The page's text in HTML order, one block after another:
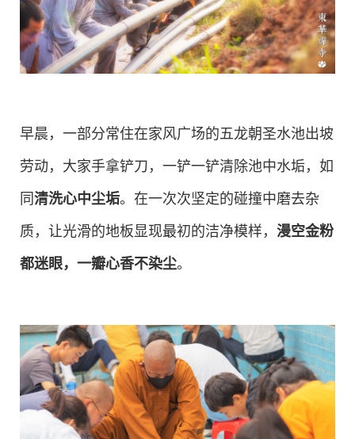
早晨，一部分常住在家风广场的五龙朝圣水池出坡
劳动，大家手拿铲刀，一铲一铲清除池中水垢，如
同清洗心中尘垢。在一次次坚定的碰撞中磨去杂
质，让光滑的地板显现最初的洁净模样， 漫空金粉
都迷眼，一瓣心香不染尘。